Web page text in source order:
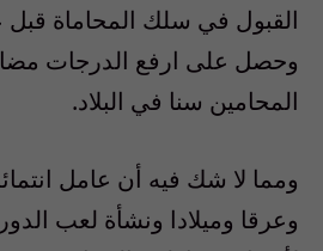
القبول في سلك المحاماة
وحصل على ارفع الدرجات
المحامين سنا في البلاد.
ومما لا شك فيه أن عامل
وعرقا وميلادا ونشأة لعب